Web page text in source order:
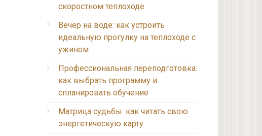
скоростном теплоходе
Вечер на воде: как устроить
идеальную прогулку на теплоходе с
ужином
Профессиональная переподготовка:
как выбрать программу и
спланировать обучение
Матрица судьбы: как читать свою
энергетическую карту